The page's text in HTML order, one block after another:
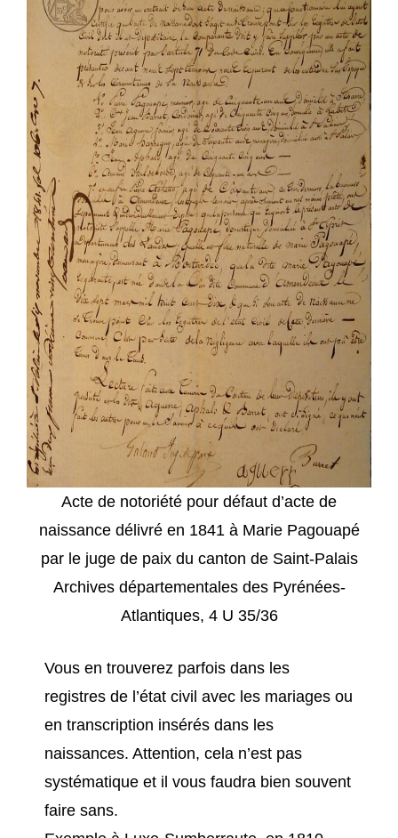
Acte de notoriété pour défaut d’acte de
naissance délivré en 1841 à Marie Pagouapé
par le juge de paix du canton de Saint-Palais
Archives départementales des Pyrénées-
Atlantiques, 4 U 35/36
Vous en trouverez parfois dans les
registres de l’état civil avec les mariages ou
en transcription insérés dans les
naissances. Attention, cela n’est pas
systématique et il vous faudra bien souvent
faire sans.